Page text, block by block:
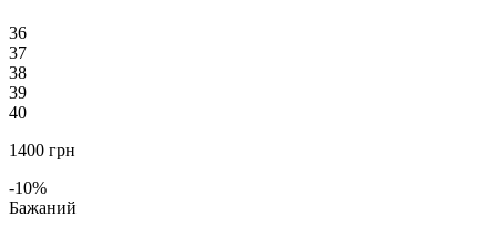
36
37
38
39
40
1400 грн
-10%
Бажаний